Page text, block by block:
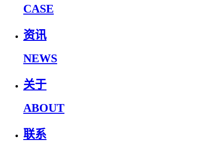
CASE
资讯
NEWS
关于
ABOUT
联系